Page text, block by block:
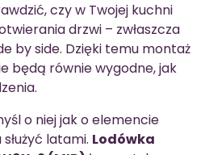
czy w Twojej kuchni
drzwi – zwłaszcza
by side. Dzięki temu montaż
będą równie wygodne, jak
o niej jak o elemencie
latami. Lodówka